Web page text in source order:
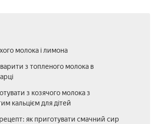
молока і лимона
з топленого молока в
з козячого молока з
кальцієм для дітей
як приготувати смачний сир